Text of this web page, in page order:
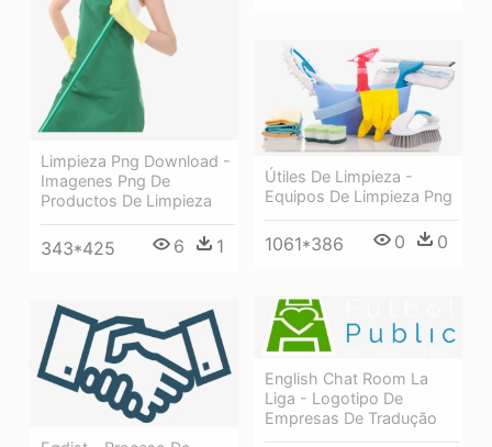
Limpieza Png Download -
Imagenes Png De
Productos De Limpieza
343*425 6 1
Útiles De Limpieza -
Equipos De Limpieza Png
1061*386 0 0
English Chat Room La
Liga - Logotipo De
Empresas De Tradução